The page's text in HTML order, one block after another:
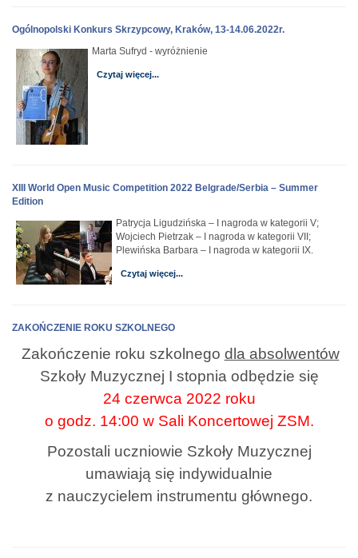
Ogólnopolski Konkurs Skrzypcowy, Kraków, 13-14.06.2022r.
Marta Sufryd - wyróżnienie
Czytaj więcej...
XIII World Open Music Competition 2022 Belgrade/Serbia – Summer
Edition
Patrycja Ligudzińska – I nagroda w kategorii V;
Wojciech Pietrzak – I nagroda w kategorii VII;
Plewińska Barbara – I nagroda w kategorii IX.
Czytaj więcej...
ZAKOŃCZENIE ROKU SZKOLNEGO
Zakończenie roku szkolnego dla absolwentów
Szkoły Muzycznej I stopnia odbędzie się
24 czerwca 2022 roku
o godz. 14:00 w Sali Koncertowej ZSM.
Pozostali uczniowie Szkoły Muzycznej
umawiają się indywidualnie
z nauczycielem instrumentu głównego.